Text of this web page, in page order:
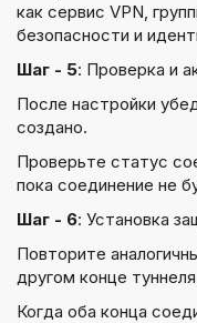
как сервис VPN,
безопасности и
Шаг - 5: Проверка и
После настройки
создано.
Проверьте статус
пока соединение не
Шаг - 6: Установка
Повторите
другом конце
Когда оба конца